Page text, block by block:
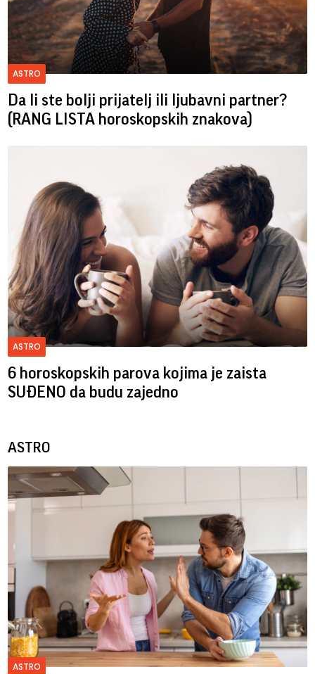
ASTRO
Da li ste bolji prijatelj ili ljubavni partner?
(RANG LISTA horoskopskih znakova)
ASTRO
6 horoskopskih parova kojima je zaista
SUĐENO da budu zajedno
ASTRO
ASTRO